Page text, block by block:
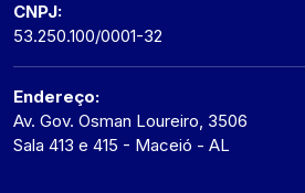
CNPJ:
53.250.100/0001-32
Endereço:
Av. Gov. Osman Loureiro, 3506
Sala 413 e 415 - Maceió - AL